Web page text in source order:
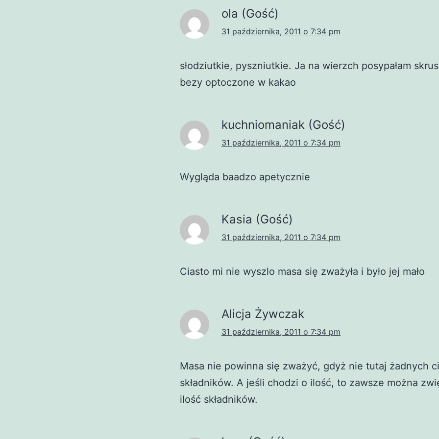
ola (Gość)
31 października, 2011 o 7:34 pm
słodziutkie, pyszniutkie. Ja na wierzch posypałam
bezy optoczone w kakao
kuchniomaniak (Gość)
31 października, 2011 o 7:34 pm
Wygląda baadzo apetycznie
Kasia (Gość)
31 października, 2011 o 7:34 pm
Ciasto mi nie wyszlo masa się zważyła i było jej mało
Alicja Żywczak
31 października, 2011 o 7:34 pm
Masa nie powinna się zważyć, gdyż nie tutaj żadnych
składników. A jeśli chodzi o ilość, to zawsze można
ilość składników.